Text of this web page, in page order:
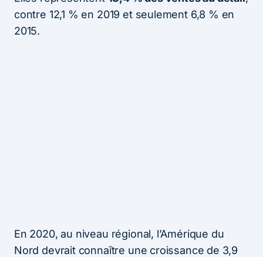
contre 12,1 % en 2019 et seulement 6,8 % en
2015.
En 2020, au niveau régional, l’Amérique du
Nord devrait connaître une croissance de 3,9